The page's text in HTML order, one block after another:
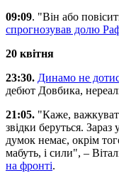
09:09. "Він або
спрогнозував долю
20 квітня
23:30. Динамо не
дебют Довбика,
21:05. "Каже,
звідки беруться.
думок немає, окрім
мабуть, і сили", –
на фронті.